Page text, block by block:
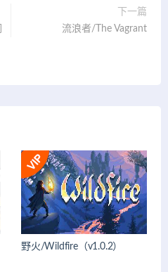
下一篇
流浪者/The Vagrant
野火/Wildfire（v1.0.2）